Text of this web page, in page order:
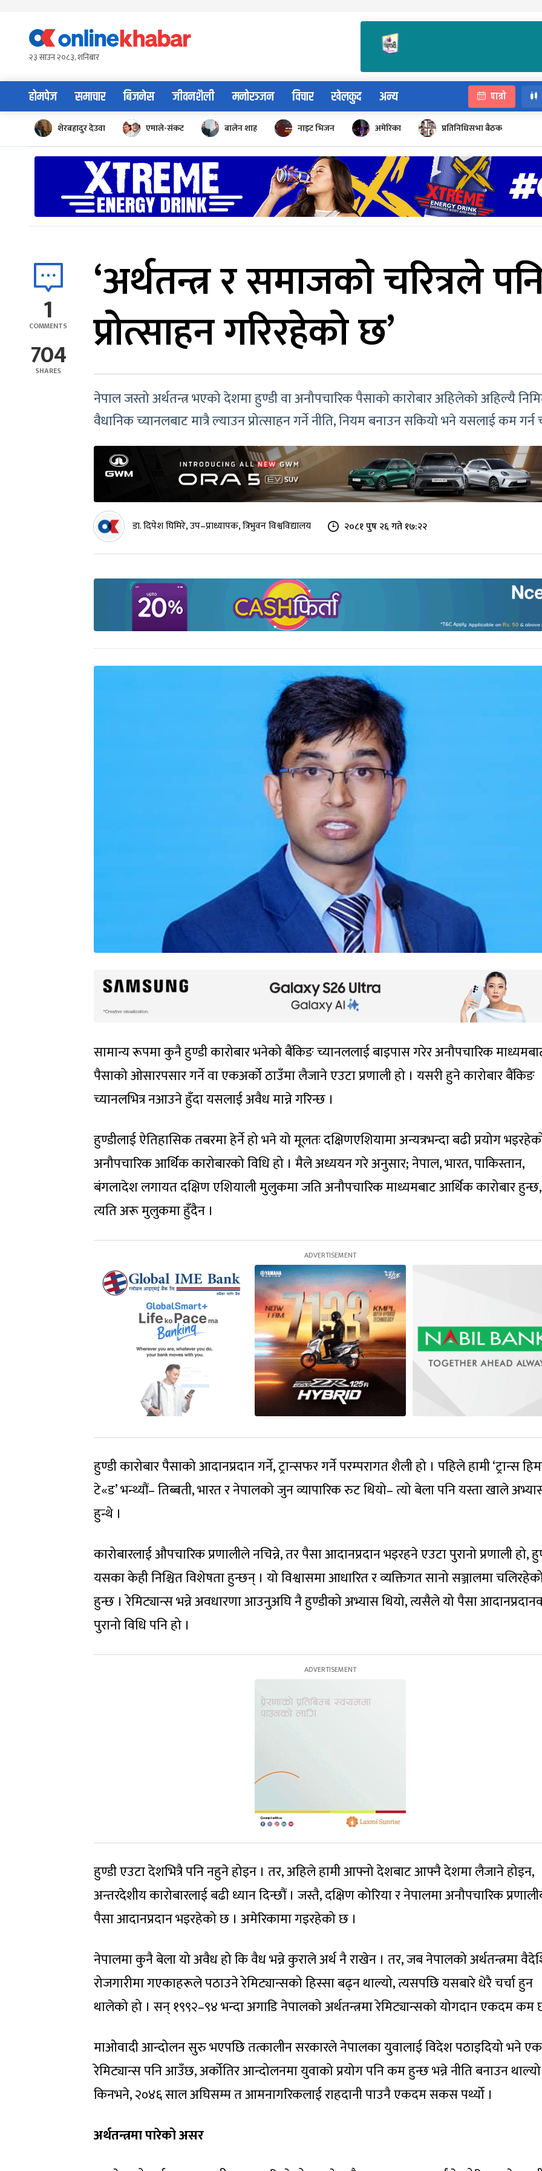
content२३ साउन २०८३, शनिबार
होमपेज समाचार बिजनेस जीवनशैली मनोरञ्जन विचार खेलकुद अन्य पात्रो
शेरबहादुर देउवा एमाले-संकट बालेन शाह नाइट भिजन अमेरिका प्रतिनिधिसभा बैठक
1
COMMENTS
704
SHARES
‘अर्थतन्त्र र समाजको चरित्रले
प्रोत्साहन गरिरहेको छ’
नेपाल जस्तो अर्थतन्त्र भएको देशमा हुण्डी वा अनौपचारिक पैसाको कारोबार अहिलेको अहिल्यै
वैधानिक च्यानलबाट मात्रै ल्याउन प्रोत्साहन गर्ने नीति, नियम बनाउन सकियो भने यसलाई कम गर्न
डा. दिपेश घिमिरे, उप–प्राध्यापक, त्रिभुवन विश्वविद्यालय २०८१ पुष २६ गते १७:२२
सामान्य रूपमा कुनै हुण्डी कारोबार भनेको बैंकिङ च्यानललाई बाइपास गरेर अनौपचारिक
पैसाको ओसारपसार गर्ने वा एकअर्को ठाउँमा लैजाने एउटा प्रणाली हो । यसरी हुने कारोबार बैंकिङ
च्यानलभित्र नआउने हुँदा यसलाई अवैध मान्ने गरिन्छ ।
हुण्डीलाई ऐतिहासिक तबरमा हेर्ने हो भने यो मूलतः दक्षिणएशियामा अन्यत्रभन्दा बढी प्रयोग
अनौपचारिक आर्थिक कारोबारको विधि हो । मैले अध्ययन गरे अनुसार; नेपाल, भारत, पाकिस्तान,
बंगलादेश लगायत दक्षिण एशियाली मुलुकमा जति अनौपचारिक माध्यमबाट आर्थिक कारोबार हुन्छ,
त्यति अरू मुलुकमा हुँदैन ।
हुण्डी कारोबार पैसाको आदानप्रदान गर्ने, ट्रान्सफर गर्ने परम्परागत शैली हो । पहिले हामी ‘ट्रान्स
टे«ड’ भन्थ्यौं– तिब्बती, भारत र नेपालको जुन व्यापारिक रुट थियो– त्यो बेला पनि यस्ता खाले
हुन्थे ।
कारोबारलाई औपचारिक प्रणालीले नचिन्ने, तर पैसा आदानप्रदान भइरहने एउटा पुरानो प्रणाली हो,
यसका केही निश्चित विशेषता हुन्छन् । यो विश्वासमा आधारित र व्यक्तिगत सानो सञ्जालमा
हुन्छ । रेमिट्यान्स भन्ने अवधारणा आउनुअघि नै हुण्डीको अभ्यास थियो, त्यसैले यो पैसा
पुरानो विधि पनि हो ।
हुण्डी एउटा देशभित्रै पनि नहुने होइन । तर, अहिले हामी आफ्नो देशबाट आफ्नै देशमा लैजाने होइन,
अन्तरदेशीय कारोबारलाई बढी ध्यान दिन्छौं । जस्तै, दक्षिण कोरिया र नेपालमा अनौपचारिक
पैसा आदानप्रदान भइरहेको छ । अमेरिकामा गइरहेको छ ।
नेपालमा कुनै बेला यो अवैध हो कि वैध भन्ने कुराले अर्थ नै राखेन । तर, जब नेपालको अर्थतन्त्रमा
रोजगारीमा गएकाहरूले पठाउने रेमिट्यान्सको हिस्सा बढ्न थाल्यो, त्यसपछि यसबारे धेरै चर्चा हुन
थालेको हो । सन् १९९२–९४ भन्दा अगाडि नेपालको अर्थतन्त्रमा रेमिट्यान्सको योगदान एकदम कम
माओवादी आन्दोलन सुरु भएपछि तत्कालीन सरकारले नेपालका युवालाई विदेश पठाइदियो भने
रेमिट्यान्स पनि आउँछ, अर्कोतिर आन्दोलनमा युवाको प्रयोग पनि कम हुन्छ भन्ने नीति बनाउन
किनभने, २०४६ साल अघिसम्म त आमनागरिकलाई राहदानी पाउनै एकदम सकस पर्थ्यो ।
अर्थतन्त्रमा पारेको असर